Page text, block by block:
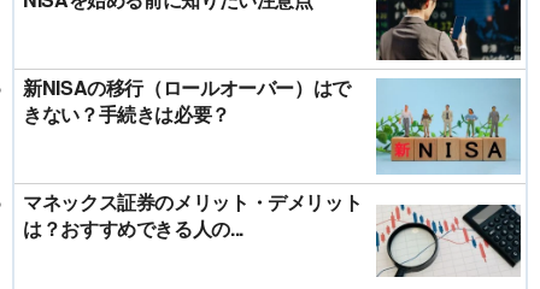
新NISAの移行（ロールオーバー）はで
きない？手続きは必要？
マネックス証券のメリット・デメリット
は？おすすめできる人の...